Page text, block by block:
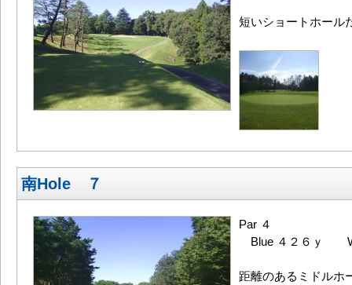
短いショートホール
南Hole ７
Par ４
Blue ４２６ｙ
距離のあるミドルホ